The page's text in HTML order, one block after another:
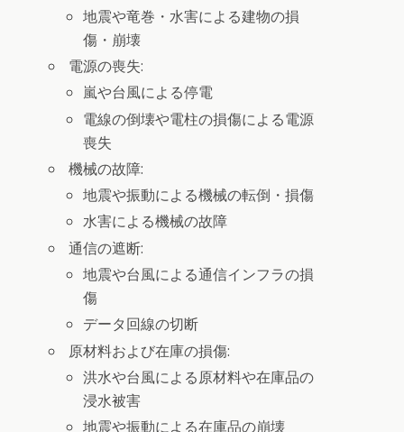
地震や竜巻・水害による建物の損
傷・崩壊
電源の喪失:
嵐や台風による停電
電線の倒壊や電柱の損傷による電源
喪失
機械の故障:
地震や振動による機械の転倒・損傷
水害による機械の故障
通信の遮断:
地震や台風による通信インフラの損
傷
データ回線の切断
原材料および在庫の損傷:
洪水や台風による原材料や在庫品の
浸水被害
地震や振動による在庫品の崩壊